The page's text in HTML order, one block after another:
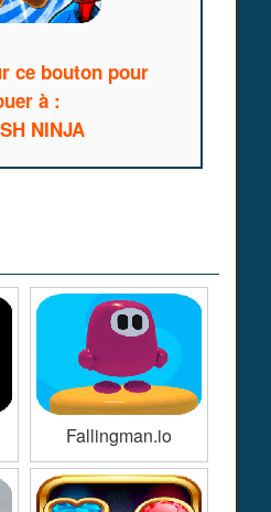
ce bouton pour
à :
NINJA
Fallingman.io